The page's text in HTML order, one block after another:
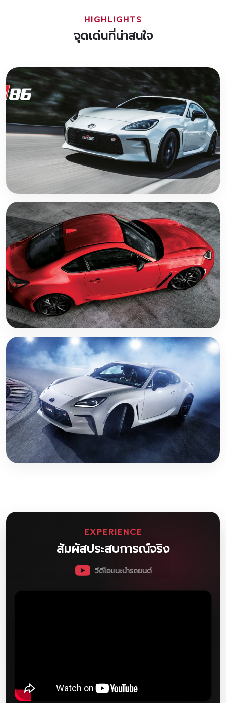
HIGHLIGHTS
จุดเด่นที่น่าสนใจ
EXPERIENCE
สัมผัสประสบการณ์จริง
วีดีโอแนะนำรถยนต์